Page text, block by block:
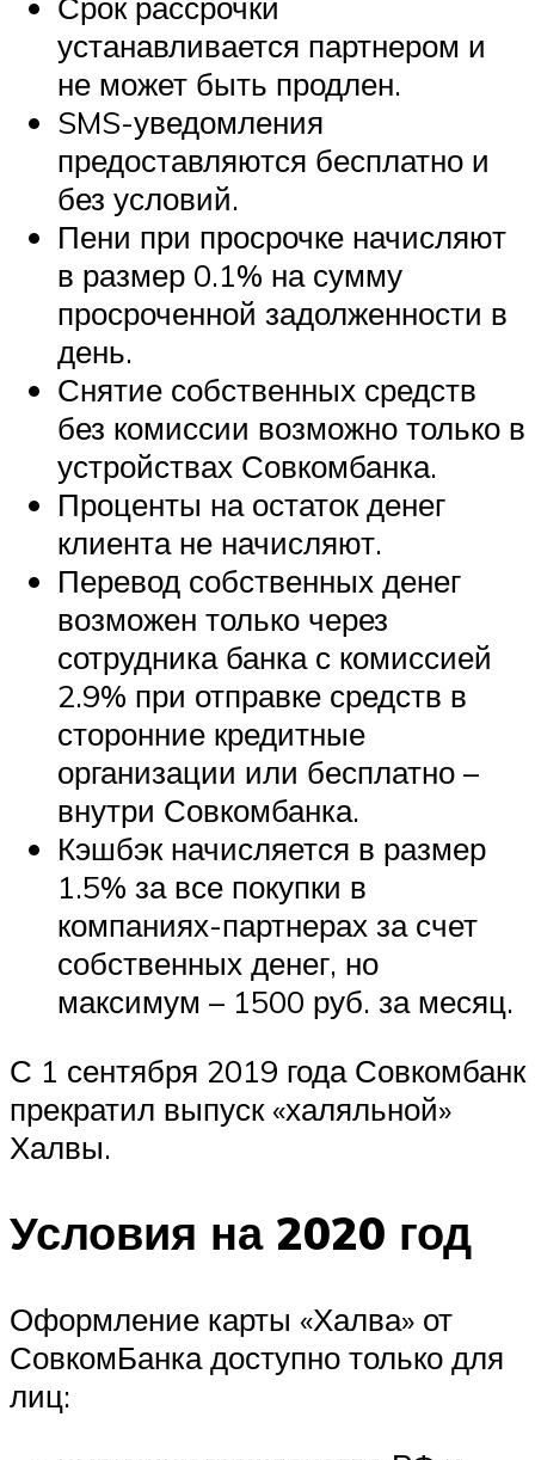
устанавливается партнером и
не может быть продлен.
SMS-уведомления
предоставляются бесплатно и
без условий.
Пени при просрочке начисляют
в размер 0.1% на сумму
просроченной задолженности в
день.
Снятие собственных средств
без комиссии возможно только в
устройствах Совкомбанка.
Проценты на остаток денег
клиента не начисляют.
Перевод собственных денег
возможен только через
сотрудника банка с комиссией
2.9% при отправке средств в
сторонние кредитные
организации или бесплатно –
внутри Совкомбанка.
Кэшбэк начисляется в размер
1.5% за все покупки в
компаниях-партнерах за счет
собственных денег, но
максимум – 1500 руб. за месяц.
С 1 сентября 2019 года Совкомбанк
прекратил выпуск «халяльной»
Халвы.
Условия на 2020 год
Оформление карты «Халва» от
СовкомБанка доступно только для
лиц: